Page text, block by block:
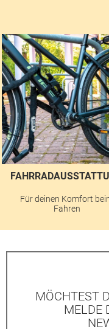
Für deinen Komfort
Fahren
MÖCHTEST
MELDE